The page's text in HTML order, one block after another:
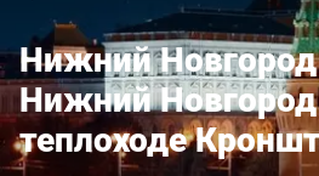
Нижний
Нижний
теплоходе